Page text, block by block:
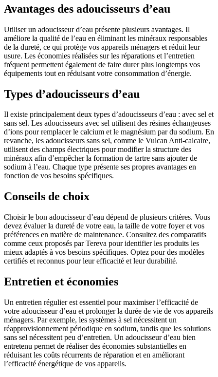
Avantages des adoucisseurs d’eau
Utiliser un adoucisseur d’eau présente plusieurs avantages. Il
améliore la qualité de l’eau en éliminant les minéraux responsables
de la dureté, ce qui protège vos appareils ménagers et réduit leur
usure. Les économies réalisées sur les réparations et l’entretien
fréquent permettent également de faire durer plus longtemps vos
équipements tout en réduisant votre consommation d’énergie.
Types d’adoucisseurs d’eau
Il existe principalement deux types d’adoucisseurs d’eau : avec sel et
sans sel. Les adoucisseurs avec sel utilisent des résines échangeuses
d’ions pour remplacer le calcium et le magnésium par du sodium. En
revanche, les adoucisseurs sans sel, comme le Vulcan Anti-calcaire,
utilisent des champs électriques pour modifier la structure des
minéraux afin d’empêcher la formation de tartre sans ajouter de
sodium à l’eau. Chaque type présente ses propres avantages en
fonction de vos besoins spécifiques.
Conseils de choix
Choisir le bon adoucisseur d’eau dépend de plusieurs critères. Vous
devez évaluer la dureté de votre eau, la taille de votre foyer et vos
préférences en matière de maintenance. Consultez des comparatifs
comme ceux proposés par Tereva pour identifier les produits les
mieux adaptés à vos besoins spécifiques. Optez pour des modèles
certifiés et reconnus pour leur efficacité et leur durabilité.
Entretien et économies
Un entretien régulier est essentiel pour maximiser l’efficacité de
votre adoucisseur d’eau et prolonger la durée de vie de vos appareils
ménagers. Par exemple, les systèmes à sel nécessitent un
réapprovisionnement périodique en sodium, tandis que les solutions
sans sel nécessitent peu d’entretien. Un adoucisseur d’eau bien
entretenu permet de réaliser des économies substantielles en
réduisant les coûts récurrents de réparation et en améliorant
l’efficacité énergétique de vos appareils.